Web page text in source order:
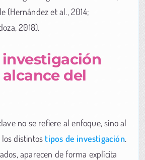
(Hernández et al., 2014;
2018).
investigación
del
no se refiere al enfoque, sino al
distintos tipos de investigación.
aparecen de forma explícita